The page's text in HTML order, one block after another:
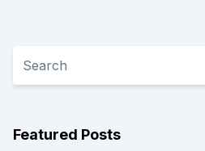
Featured Posts